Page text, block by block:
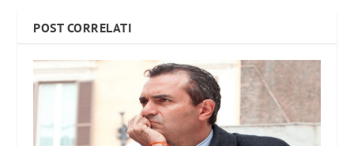
POST CORRELATI